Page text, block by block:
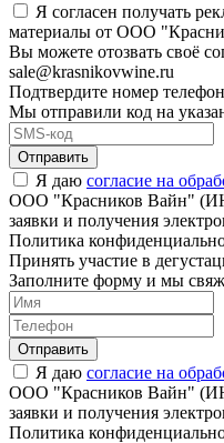
Я согласен получать
материалы от ООО
Вы можете отозвать своё
sale@krasnikovwine.ru
Подтвердите номер
Мы отправили код на
Отправить
Я даю согласие на
ООО "Красников Вайн"
заявки и получения
Политика
Принять участие в
Заполните форму и мы
Отправить
Я даю согласие на
ООО "Красников Вайн"
заявки и получения
Политика